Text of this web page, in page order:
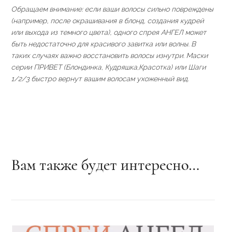
Обращаем внимание: если ваши волосы сильно повреждены
(например, после окрашивания в блонд, создания кудрей
или выхода из темного цвета), одного спрея АНГЕЛ может
быть недостаточно для красивого завитка или волны. В
таких случаях важно восстановить волосы изнутри. Маски
серии ПРИВЕТ (Блондинка, Кудряшка,Красотка) или Шаги
1/2/3 быстро вернут вашим волосам ухоженный вид.
Вам также будет интересно…